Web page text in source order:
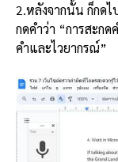
2.หลังจากนั้น ก็กด
กดคำว่า “การสะก
คำและไวยากรณ์”